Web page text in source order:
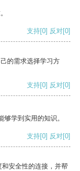
支持[0] 反对[0]
的需求选择学习方
支持[0] 反对[0]
学到实用的知识。
支持[0] 反对[0]
安全性的连接，并帮